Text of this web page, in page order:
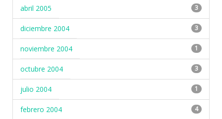
abril 2005 3
diciembre 2004 3
noviembre 2004 1
octubre 2004 3
julio 2004 1
febrero 2004 4